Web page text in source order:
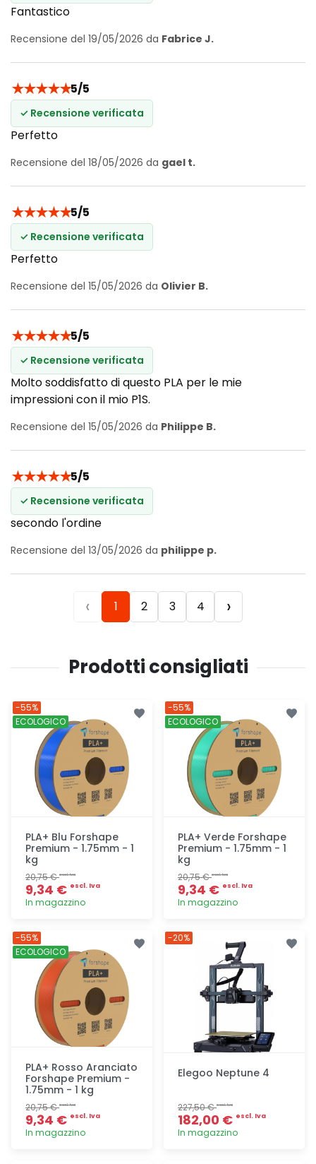
Fantastico
Recensione del 19/05/2026 da Fabrice J.
★★★★★5/5
✓ Recensione verificata
Perfetto
Recensione del 18/05/2026 da gael t.
★★★★★5/5
✓ Recensione verificata
Perfetto
Recensione del 15/05/2026 da Olivier B.
★★★★★5/5
✓ Recensione verificata
Molto soddisfatto di questo PLA per le mie
impressioni con il mio P1S.
Recensione del 15/05/2026 da Philippe B.
★★★★★5/5
✓ Recensione verificata
secondo l'ordine
Recensione del 13/05/2026 da philippe p.
‹ 1 2 3 4 ›
Prodotti consigliati
PLA+ Blu Forshape
Premium - 1.75mm - 1
kg
20,75 €escl. Iva
9,34 € escl. Iva
In magazzino
-55%
ECOLOGICO
PLA+ Verde Forshape
Premium - 1.75mm - 1
kg
20,75 €escl. Iva
9,34 € escl. Iva
In magazzino
-55%
ECOLOGICO
PLA+ Rosso Aranciato
Forshape Premium -
1.75mm - 1 kg
20,75 €escl. Iva
9,34 € escl. Iva
In magazzino
-55%
ECOLOGICO
Elegoo Neptune 4
227,50 €escl. Iva
182,00 € escl. Iva
In magazzino
-20%